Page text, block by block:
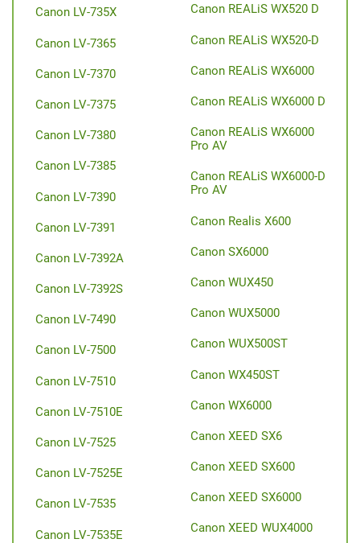
Canon LV-735X
Canon LV-7365
Canon LV-7370
Canon LV-7375
Canon LV-7380
Canon LV-7385
Canon LV-7390
Canon LV-7391
Canon LV-7392A
Canon LV-7392S
Canon LV-7490
Canon LV-7500
Canon LV-7510
Canon LV-7510E
Canon LV-7525
Canon LV-7525E
Canon LV-7535
Canon LV-7535E
Canon REALiS WX520 D
Canon REALiS WX520-D
Canon REALiS WX6000
Canon REALiS WX6000 D
Canon REALiS WX6000
Pro AV
Canon REALiS WX6000-D
Pro AV
Canon Realis X600
Canon SX6000
Canon WUX450
Canon WUX5000
Canon WUX500ST
Canon WX450ST
Canon WX6000
Canon XEED SX6
Canon XEED SX600
Canon XEED SX6000
Canon XEED WUX4000